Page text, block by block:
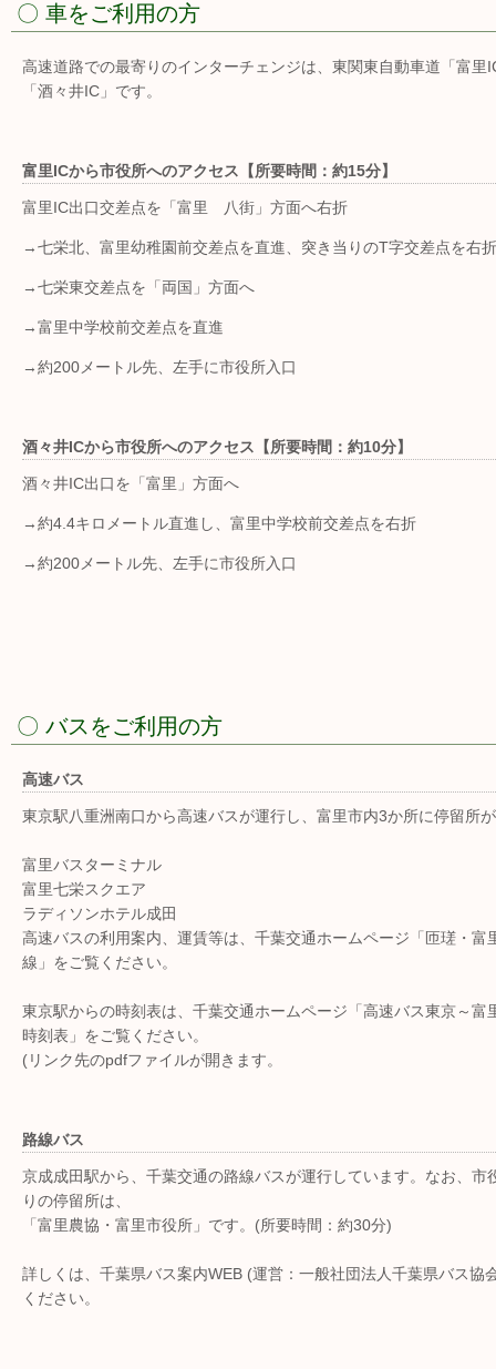
〇 車をご利用の方
高速道路での最寄りのインターチェンジは、東関東自動車道「富里
「酒々井IC」です。
富里ICから市役所へのアクセス【所要時間：約15分】
富里IC出口交差点を「富里 八街」方面へ右折
→七栄北、富里幼稚園前交差点を直進、突き当りのT字交差点を右折
→七栄東交差点を「両国」方面へ
→富里中学校前交差点を直進
→約200メートル先、左手に市役所入口
酒々井ICから市役所へのアクセス【所要時間：約10分】
酒々井IC出口を「富里」方面へ
→約4.4キロメートル直進し、富里中学校前交差点を右折
→約200メートル先、左手に市役所入口
〇 バスをご利用の方
高速バス
東京駅八重洲南口から高速バスが運行し、富里市内3か所に停留所
富里バスターミナル
富里七栄スクエア
ラディソンホテル成田
高速バスの利用案内、運賃等は、千葉交通ホームページ「匝瑳・富
線」をご覧ください。
東京駅からの時刻表は、千葉交通ホームページ「高速バス東京～富
時刻表」をご覧ください。
(リンク先のpdfファイルが開きます。
路線バス
京成成田駅から、千葉交通の路線バスが運行しています。なお、市
りの停留所は、
「富里農協・富里市役所」です。(所要時間：約30分)
詳しくは、千葉県バス案内WEB (運営：一般社団法人千葉県バス協
ください。